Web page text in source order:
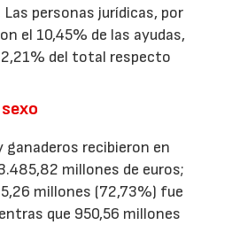
personas jurídicas, por
el 10,45% de las ayudas,
del total respecto
ganaderos recibieron en
millones de euros;
millones (72,73%) fue
que 950,56 millones